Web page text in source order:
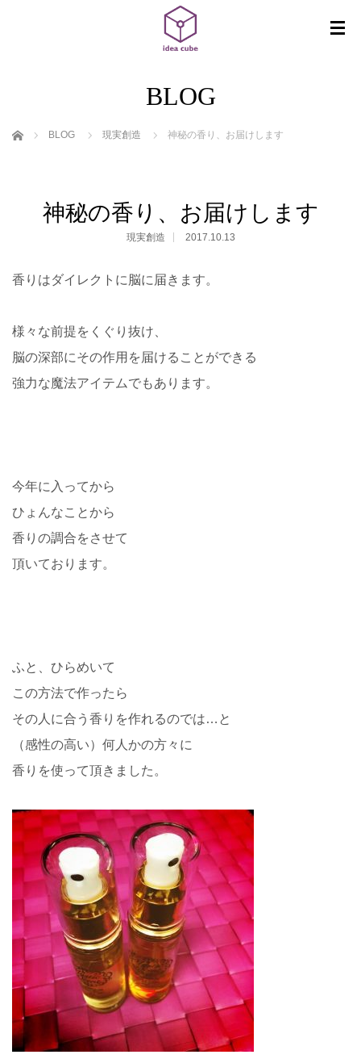
BLOG
ホーム BLOG 現実創造 神秘の香り、お届けします
神秘の香り、お届けします
現実創造 2017.10.13
香りはダイレクトに脳に届きます。
様々な前提をくぐり抜け、
脳の深部にその作用を届けることができる
強力な魔法アイテムでもあります。
今年に入ってから
ひょんなことから
香りの調合をさせて
頂いております。
ふと、ひらめいて
この方法で作ったら
その人に合う香りを作れるのでは…と
（感性の高い）何人かの方々に
香りを使って頂きました。